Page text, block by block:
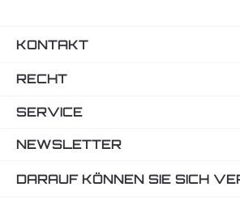
KONTAKT
RECHT
SERVICE
NEWSLETTER
DARAUF KÖNNEN SIE SICH